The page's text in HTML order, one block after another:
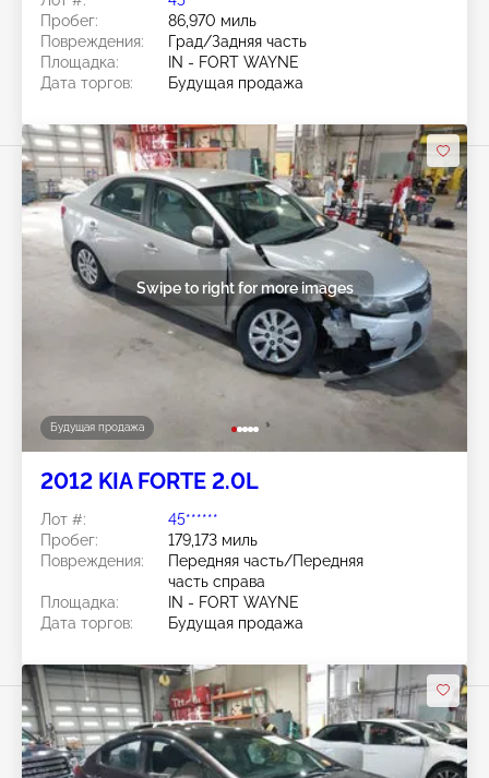
Пробег:
86,970 миль
Повреждения:
Град/Задняя часть
Площадка:
IN - FORT WAYNE
Дата торгов:
Будущая продажа
Будущая продажа
Swipe to right for more images
2012 KIA FORTE 2.0L
Лот #:
45******
Пробег:
179,173 миль
Повреждения:
Передняя часть/Передняя
часть справа
Площадка:
IN - FORT WAYNE
Дата торгов:
Будущая продажа